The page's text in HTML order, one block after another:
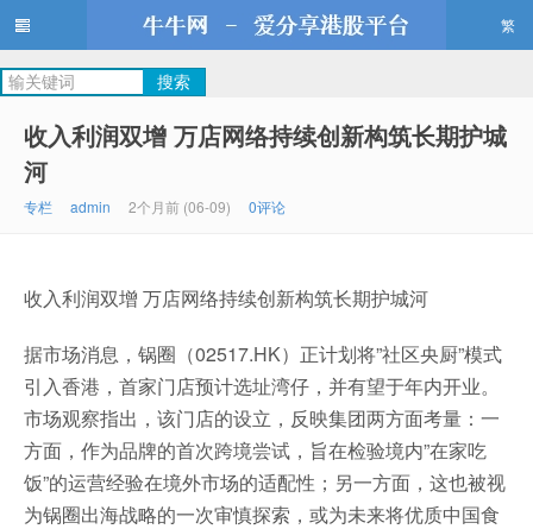
牛牛网
繁
收入利润双增 万店网络持续创新构筑长期护城
河
专栏 admin 2个月前 (06-09) 0评论
收入利润双增 万店网络持续创新构筑长期护城河
据市场消息，锅圈（02517.HK）正计划将”社区央厨”模式
引入香港，首家门店预计选址湾仔，并有望于年内开业。
市场观察指出，该门店的设立，反映集团两方面考量：一
方面，作为品牌的首次跨境尝试，旨在检验境内”在家吃
饭”的运营经验在境外市场的适配性；另一方面，这也被视
为锅圈出海战略的一次审慎探索，或为未来将优质中国食